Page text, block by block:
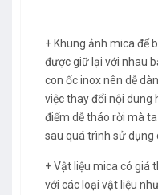
+ Khung ảnh mica để
được giữ lại với nhau
con ốc inox nên dễ
việc thay đổi nội dung
điểm dễ tháo rời mà
sau quá trình sử dụng
+ Vật liệu mica có giá
với các loại vật liệu